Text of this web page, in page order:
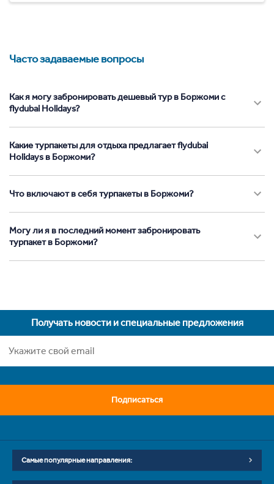
Часто задаваемые вопросы
Как я могу забронировать дешевый тур в Боржоми с
flydubai Holidays?
Какие турпакеты для отдыха предлагает flydubai
Holidays в Боржоми?
Что включают в себя турпакеты в Боржоми?
Могу ли я в последний момент забронировать
турпакет в Боржоми?
Получать новости и специальные предложения
Подписаться
Самые популярные направления: